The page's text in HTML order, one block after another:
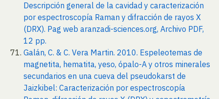
Descripción general de la cavidad y caracterización
por espectroscopía Raman y difracción de rayos X
(DRX). Pag web aranzadi-sciences.org, Archivo PDF,
12 pp.
Galán, C. & C. Vera Martin. 2010. Espeleotemas de
magnetita, hematita, yeso, ópalo-A y otros minerales
secundarios en una cueva del pseudokarst de
Jaizkibel: Caracterización por espectroscopía